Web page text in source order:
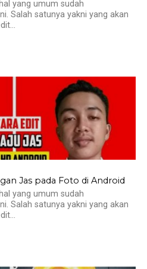
yang umum sudah
Salah satunya yakni yang akan
Jas pada Foto di Android
yang umum sudah
Salah satunya yakni yang akan